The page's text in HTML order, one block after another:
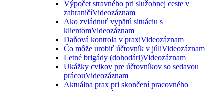
Výpočet stravného pri služobnej ceste v
zahraničíVideozáznam
Ako zvládnuť vypätú situáciu s
klientomVideozáznam
Daňová kontrola v praxiVideozáznam
Čo môže urobiť účtovník v júliVideozáznam
Letné brigády (dohodári)Videozáznam
Ukážky cvikov pre účtovníkov so sedavou
prácouVideozáznam
Aktuálna prax pri skončení pracovného